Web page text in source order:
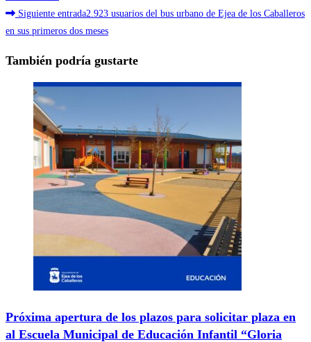
artículos
Siguiente entrada2.923 usuarios del bus urbano de Ejea de los Caballeros
en sus primeros dos meses
También podría gustarte
Próxima apertura de los plazos para solicitar plaza en
al Escuela Municipal de Educación Infantil “Gloria